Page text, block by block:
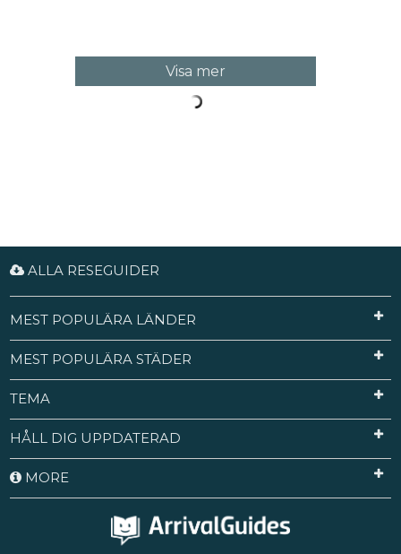
Visa mer
ALLA RESEGUIDER
MEST POPULÄRA LÄNDER
MEST POPULÄRA STÄDER
TEMA
HÅLL DIG UPPDATERAD
MORE